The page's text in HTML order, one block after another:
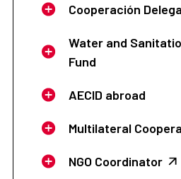
Cooperación
Water and
Fund
AECID abroad
Multilateral
NGO Coordinator